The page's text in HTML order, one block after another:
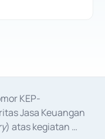
KEP-
Jasa Keuangan
) atas kegiatan